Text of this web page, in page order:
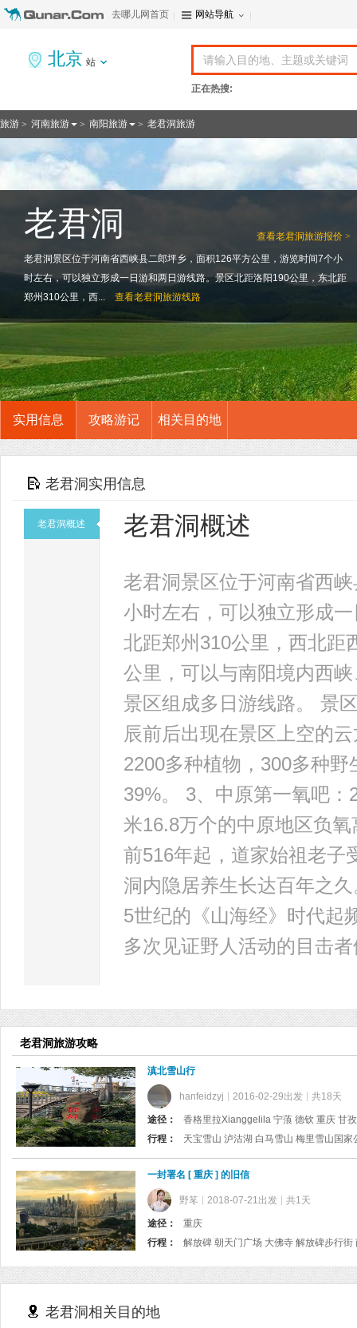
去哪儿网首页 网站导航
北京 站
正在热搜:
旅游 > 河南旅游 > 南阳旅游 > 老君洞旅游
查看老君洞旅游报价 >
老君洞
老君洞景区位于河南省西峡县二郎坪乡，面积126平方公里，游览时间7个小
时左右，可以独立形成一日游和两日游线路。景区北距洛阳190公里，东北距
郑州310公里，西...
查看老君洞旅游线路
实用信息 攻略游记 相关目的地
老君洞实用信息
老君洞概述 老君洞概述
老君洞景区位于河南省西
小时左右，可以独立形成
北距郑州310公里，西北距
公里，可以与南阳境内西
景区组成多日游线路。 景
辰前后出现在景区上空的
2200多种植物，300多种
39%。 3、中原第一氧吧
米16.8万个的中原地区负
前516年起，道家始祖老子
洞内隐居养生长达百年之
5世纪的《山海经》时代起
多次见证野人活动的目击
老君洞旅游攻略
滇北雪山行
hanfeidzyj 2016-02-29出发 共18天
途径：
香格里拉Xianggelila 宁蒗 德钦 重庆 甘
行程：
一封署名 [ 重庆 ] 的旧信
野笗 2018-07-21出发 共1天
途径：
重庆
行程：
老君洞相关目的地